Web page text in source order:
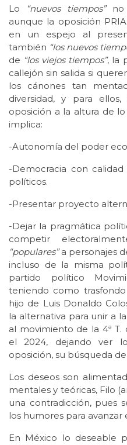
Lo
“nuevos tiempos”no
aunque la oposición
en un espejo al
también “los nuevos
de “los viejos tiempos”, la
callejón sin salida si
los cánones tan
diversidad, y para
oposición a la altura de
implica:
-Autonomía del poder
-Democracia con
políticos.
-Presentar proyecto
-Dejar la pragmática
competir
“populares”a personajes
incluso de la misma
partido político
teniendo como
hijo de Luis Donaldo
la alternativa para unir a
al movimiento de la 4ª
el 2024, dejando ver
oposición, su búsqueda
Los deseos son
mentales y teóricas, Filo
una contradicción, pues
los humores para avanzar
En México lo deseable